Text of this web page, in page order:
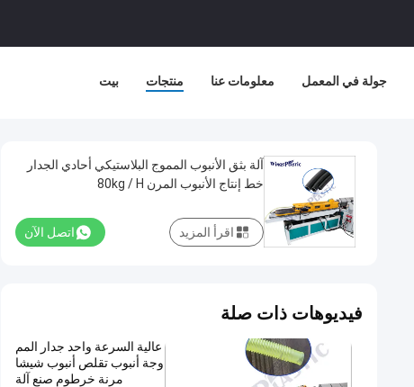
بيت منتجات معلومات عنا جولة في المعمل
آلة بثق الأنبوب المموج البلاستيكي أحادي الجدار
خط إنتاج الأنبوب المرن 80kg / H
اتصل الآن اقرأ المزيد
فيديوهات ذات صلة
عالية السرعة واحد جدار المم
وجة أنبوب تقلص أنبوب شيشا
مرنة خرطوم صنع آلة